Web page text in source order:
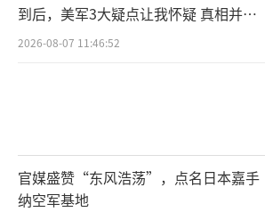
到后，美军3大疑点让我怀疑 真相并非
如此
2026-08-07 11:46:52
官媒盛赞“东风浩荡”，点名日本嘉手
纳空军基地